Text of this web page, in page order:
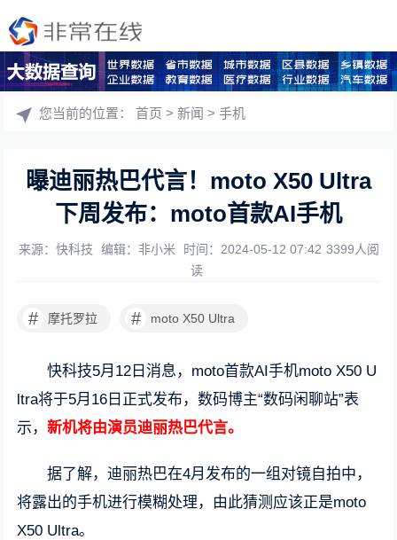
您当前的位置：首页 >新闻 >手机
曝迪丽热巴代言！moto X50 Ultra
下周发布：moto首款AI手机
来源：快科技 编辑：非小米 时间：2024-05-12 07:42 3399人阅
读
# 摩托罗拉 # moto X50 Ultra
快科技5月12日消息，moto首款AI手机moto X50 U
ltra将于5月16日正式发布，数码博主“数码闲聊站”表
示，新机将由演员迪丽热巴代言。
据了解，迪丽热巴在4月发布的一组对镜自拍中，
将露出的手机进行模糊处理，由此猜测应该正是moto
X50 Ultra。